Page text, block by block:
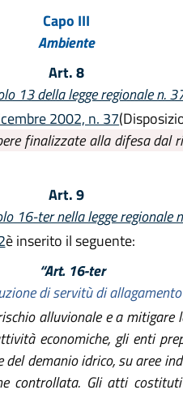
Capo III
Ambiente
Art. 8
13 della legge regionale n.
2002, n. 37
finalizzate alla difesa dal
Art. 9
16-ter nella legge regionale
è inserito il seguente:
“Art. 16-ter
di servitù di allagamento
alluvionale e a mitigare
economiche, gli enti
demanio idrico, su aree
controllata. Gli atti